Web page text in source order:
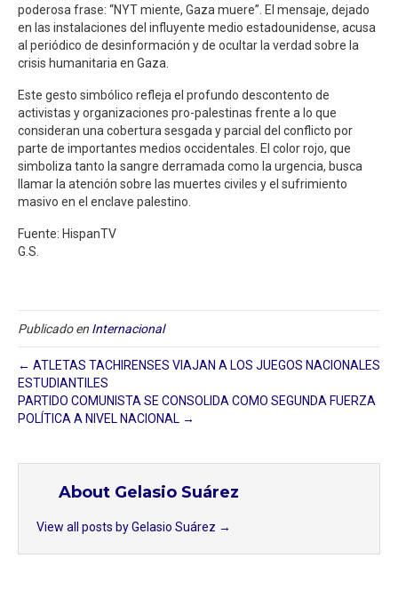
poderosa frase: “NYT miente, Gaza muere”. El mensaje, dejado
en las instalaciones del influyente medio estadounidense, acusa
al periódico de desinformación y de ocultar la verdad sobre la
crisis humanitaria en Gaza.
Este gesto simbólico refleja el profundo descontento de
activistas y organizaciones pro-palestinas frente a lo que
consideran una cobertura sesgada y parcial del conflicto por
parte de importantes medios occidentales. El color rojo, que
simboliza tanto la sangre derramada como la urgencia, busca
llamar la atención sobre las muertes civiles y el sufrimiento
masivo en el enclave palestino.
Fuente: HispanTV
G.S.
Publicado en Internacional
← ATLETAS TACHIRENSES VIAJAN A LOS JUEGOS NACIONALES
ESTUDIANTILES
PARTIDO COMUNISTA SE CONSOLIDA COMO SEGUNDA FUERZA
POLÍTICA A NIVEL NACIONAL →
About Gelasio Suárez
View all posts by Gelasio Suárez →